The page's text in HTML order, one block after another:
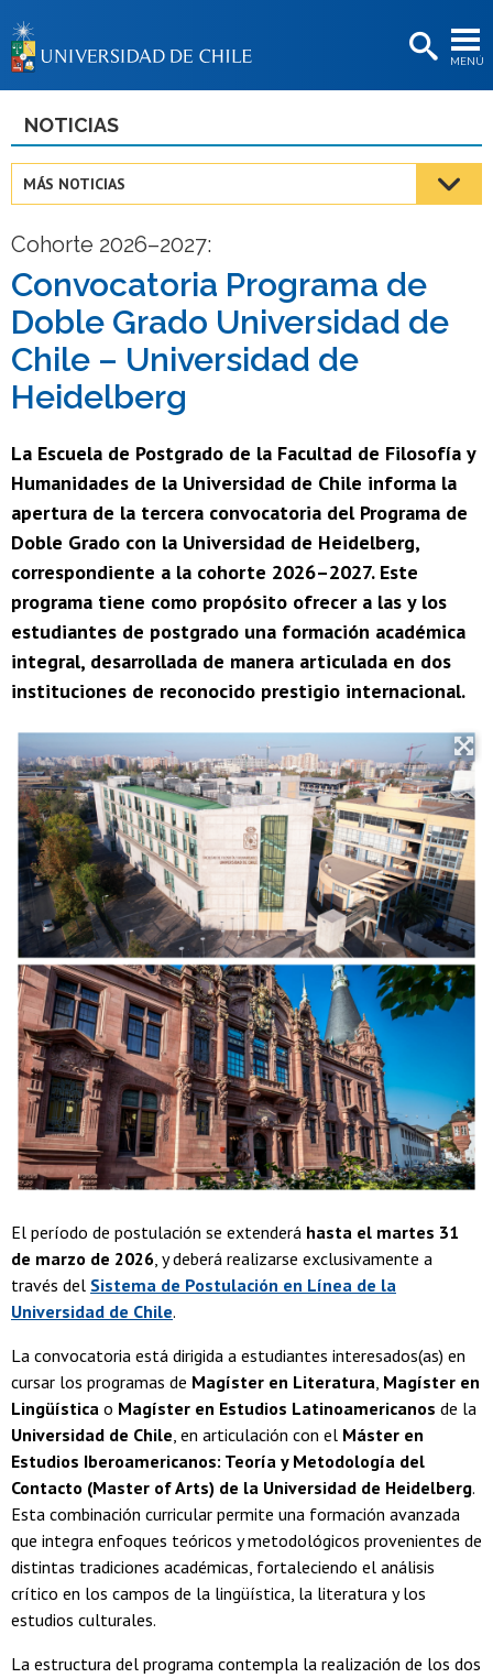
MENÚ
BIBLIOTECAS
Estudiantes
Académicas/os
Funcionarias/os
Egresadas/os
NOTICIAS
MÁS NOTICIAS
Cohorte 2026–2027:
Convocatoria Programa de
Doble Grado Universidad de
Chile – Universidad de
Heidelberg
La Escuela de Postgrado de la Facultad de Filosofía y
Humanidades de la Universidad de Chile informa la
apertura de la tercera convocatoria del Programa de
Doble Grado con la Universidad de Heidelberg,
correspondiente a la cohorte 2026–2027. Este
programa tiene como propósito ofrecer a las y los
estudiantes de postgrado una formación académica
integral, desarrollada de manera articulada en dos
instituciones de reconocido prestigio internacional.
El período de postulación se extenderá hasta el martes 31
de marzo de 2026, y deberá realizarse exclusivamente a
través del Sistema de Postulación en Línea de la
Universidad de Chile.
La convocatoria está dirigida a estudiantes interesados(as) en
cursar los programas de Magíster en Literatura, Magíster en
Lingüística o Magíster en Estudios Latinoamericanos de la
Universidad de Chile, en articulación con el Máster en
Estudios Iberoamericanos: Teoría y Metodología del
Contacto (Master of Arts) de la Universidad de Heidelberg.
Esta combinación curricular permite una formación avanzada
que integra enfoques teóricos y metodológicos provenientes de
distintas tradiciones académicas, fortaleciendo el análisis
crítico en los campos de la lingüística, la literatura y los
estudios culturales.
La estructura del programa contempla la realización de los dos